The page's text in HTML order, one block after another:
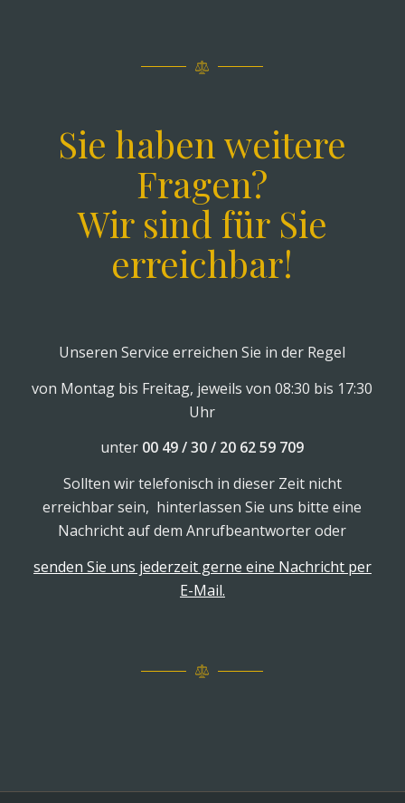
Sie haben weitere
Fragen?
Wir sind für Sie
erreichbar!
Unseren Service erreichen Sie in der Regel
von Montag bis Freitag, jeweils von 08:30 bis 17:30
Uhr
unter 00 49 / 30 / 20 62 59 709
Sollten wir telefonisch in dieser Zeit nicht
erreichbar sein, hinterlassen Sie uns bitte eine
Nachricht auf dem Anrufbeantworter oder
senden Sie uns jederzeit gerne eine Nachricht per
E-Mail.